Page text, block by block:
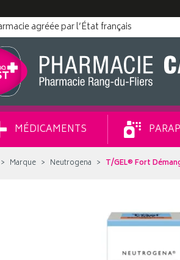
agréée par l’État français
MÉDICAMENTS
Marque Neutrogena T/GEL® Fort